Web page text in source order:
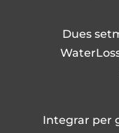
Dues
Integrar per